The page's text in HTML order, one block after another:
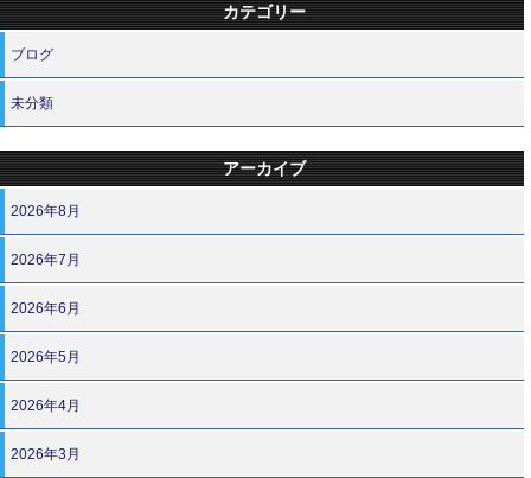
カテゴリー
ブログ
未分類
アーカイブ
2026年8月
2026年7月
2026年6月
2026年5月
2026年4月
2026年3月